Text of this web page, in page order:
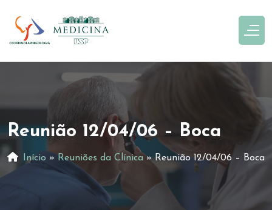
Reunião 12/04/06 – Boca
Início » Reuniões da Clínica »Reunião 12/04/06 – Boca